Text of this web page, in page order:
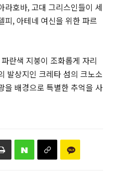
라호바, 고대 그리스인들이 세
피, 아테네 여신을 위한 파르
란색 지붕이 조화롭게 자리
발상지인 크레타 섬의 크노소
을 배경으로 특별한 추억을 사